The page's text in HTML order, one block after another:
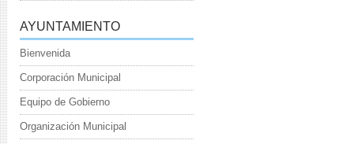
AYUNTAMIENTO
Bienvenida
Corporación Municipal
Equipo de Gobierno
Organización Municipal